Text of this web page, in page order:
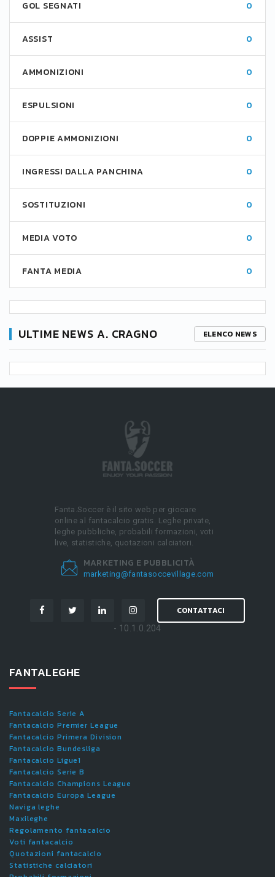
GOL SEGNATI 0
ASSIST 0
AMMONIZIONI 0
ESPULSIONI 0
DOPPIE AMMONIZIONI 0
INGRESSI DALLA PANCHINA 0
SOSTITUZIONI 0
MEDIA VOTO 0
FANTA MEDIA 0
ULTIME NEWS A. CRAGNO ELENCO NEWS
Fanta.Soccer è il sito web per giocare
online al fantacalcio gratis. Leghe private,
leghe pubbliche, probabili formazioni, voti
live, statistiche, quotazioni calciatori.
MARKETING E PUBBLICITÀ
marketing@fantasoccevillage.com
CONTATTACI
- 10.1.0.204
FANTALEGHE
Fantacalcio Serie A
Fantacalcio Premier League
Fantacalcio Primera Division
Fantacalcio Bundesliga
Fantacalcio Ligue1
Fantacalcio Serie B
Fantacalcio Champions League
Fantacalcio Europa League
Naviga leghe
Maxileghe
Regolamento fantacalcio
Voti fantacalcio
Quotazioni fantacalcio
Statistiche calciatori